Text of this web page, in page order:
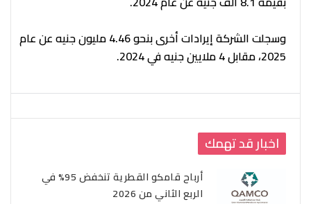
وسجلت الشركة إيرادات أخرى بنحو 4.46 مليون جنيه عن عام
2025، مقابل 4 ملايين جنيه في 2024.
اخبار قد تهمك
أرباح قامكو القطرية تنخفض 95% في
الربع الثاني من 2026